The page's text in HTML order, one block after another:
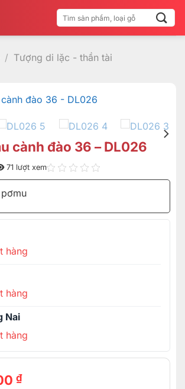
Tìm
kiếm:
/ Tượng di lặc - thần tài
cành đào 36 – DL026
71 lượt xem
hàng
hàng
Nai
hàng
₫